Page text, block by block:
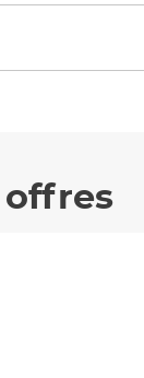
offres